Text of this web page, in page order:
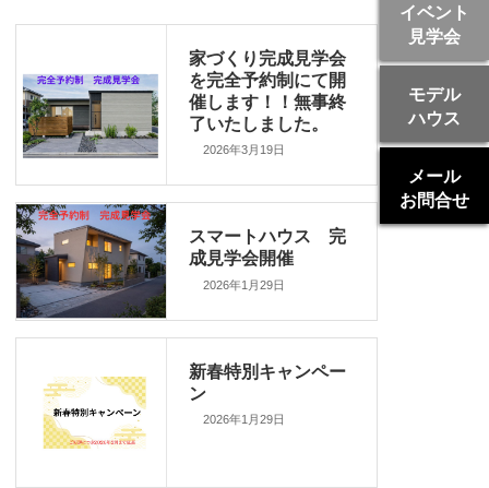
家づくり完成見学会
を完全予約制にて開
催します！！無事終
了いたしました。
2026年3月19日
スマートハウス 完
成見学会開催
2026年1月29日
新春特別キャンペー
ン
2026年1月29日
イベント
見学会
モデル
ハウス
メール
お問合せ